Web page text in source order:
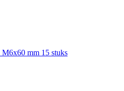
mm 15 stuks